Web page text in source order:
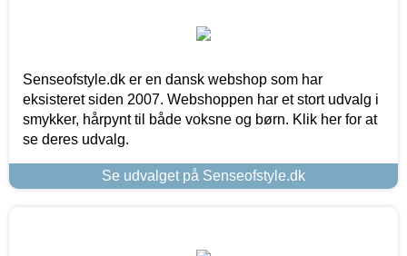
Senseofstyle.dk er en dansk webshop som har
eksisteret siden 2007. Webshoppen har et stort udvalg i
smykker, hårpynt til både voksne og børn. Klik her for at
se deres udvalg.
Se udvalget på Senseofstyle.dk